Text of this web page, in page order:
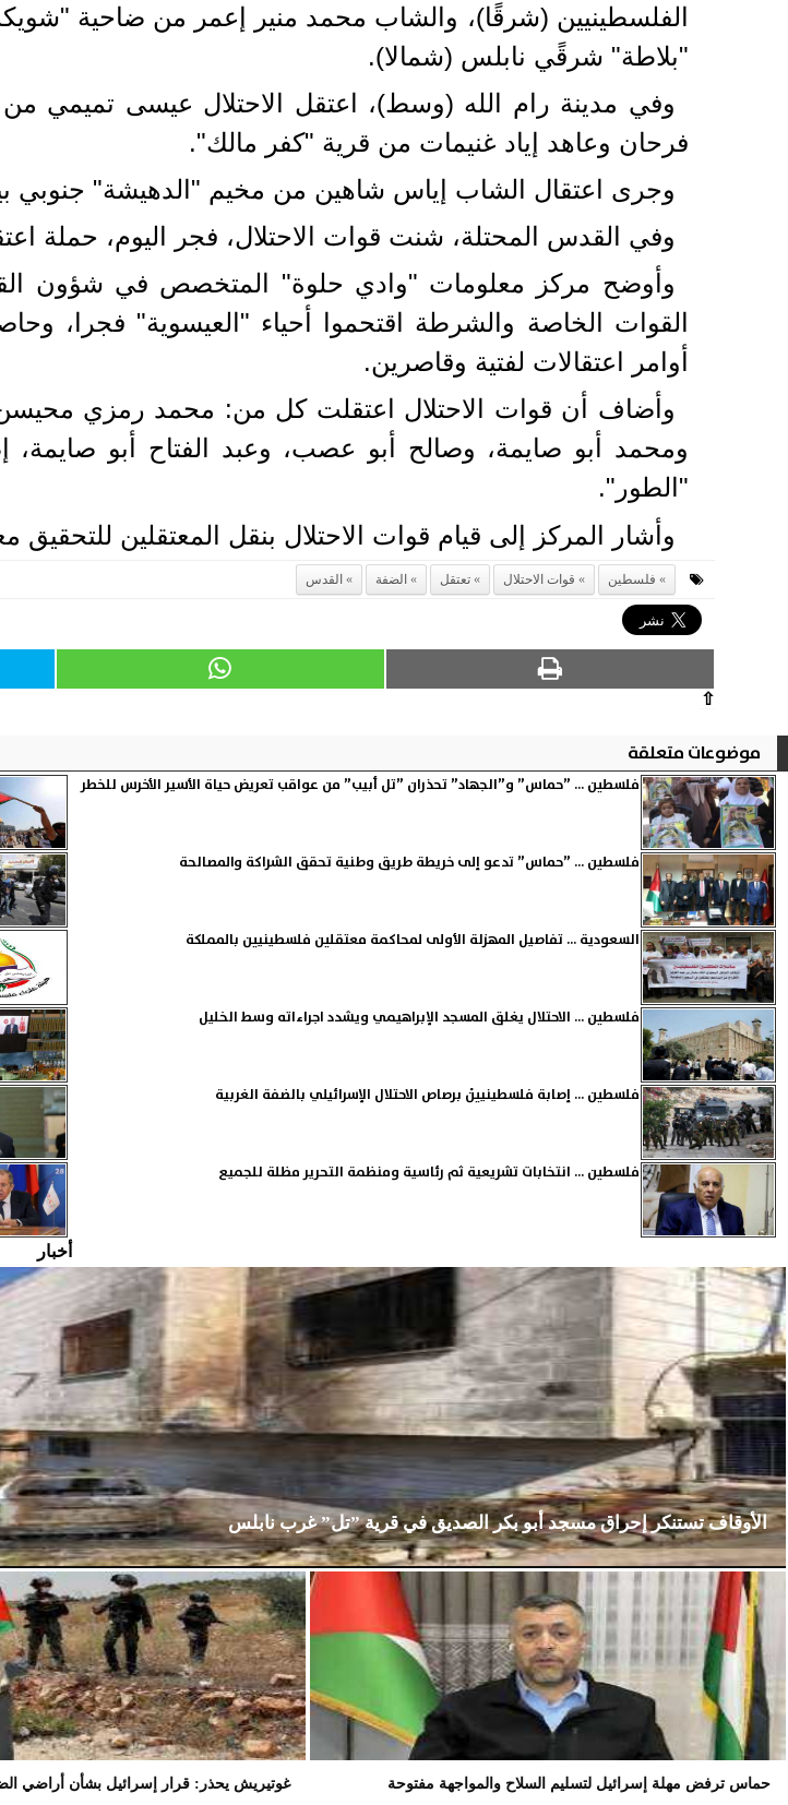
الفلسطينيين (شرقًا)، والشاب محمد منير إعمر من ضاحية
"بلاطة" شرقًي نابلس (شمالا).
وفي مدينة رام الله (وسط)، اعتقل الاحتلال عيسى تميمي
فرحان وعاهد إياد غنيمات من قرية "كفر مالك".
وجرى اعتقال الشاب إياس شاهين من مخيم "الدهيشة" جنوبي
وفي القدس المحتلة، شنت قوات الاحتلال، فجر اليوم، حملة
وأوضح مركز معلومات "وادي حلوة" المتخصص في شؤون
القوات الخاصة والشرطة اقتحموا أحياء "العيسوية" فجرا،
أوامر اعتقالات لفتية وقاصرين.
وأضاف أن قوات الاحتلال اعتقلت كل من: محمد رمزي
ومحمد أبو صايمة، وصالح أبو عصب، وعبد الفتاح أبو
"الطور".
وأشار المركز إلى قيام قوات الاحتلال بنقل المعتقلين
فلسطين قوات الاحتلال تعتقل الضفة القدس
⇧
موضوعات متعلقة
فلسطين ... ”حماس” و”الجهاد” تحذران ”تل أبيب” من عواقب تعريض حياة الأسير الأخرس للخطر
فلسطين ... ”حماس” تدعو إلى خريطة طريق وطنية تحقق الشراكة والمصالحة
السعودية ... تفاصيل المهزلة الأولى لمحاكمة معتقلين فلسطينيين بالمملكة
فلسطين ... الاحتلال يغلق المسجد الإبراهيمي ويشدد اجراءاته وسط الخليل
فلسطين ... إصابة فلسطينييْن برصاص الاحتلال الإسرائيلي بالضفة الغربية
فلسطين ... انتخابات تشريعية ثم رئاسية ومنظمة التحرير مظلة للجميع
أخبار
الأوقاف تستنكر إحراق مسجد أبو بكر الصديق في قرية ”تل” غرب نابلس
الإثنين، 23 فبراير 2026 02:15 مـ
حماس ترفض مهلة إسرائيل لتسليم السلاح والمواجهة مفتوحة غوتيريش يحذر: قرار إسرائيل بشأن أراضي